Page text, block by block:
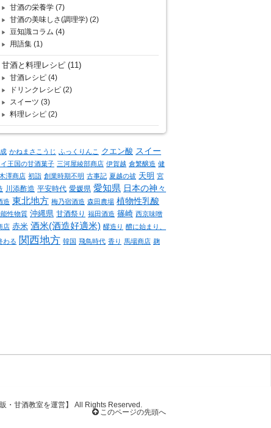
甘酒の栄養学 (7)
甘酒の美味しさ(調理学) (2)
豆知識コラム (4)
用語集 (1)
甘酒と料理レシピ (11)
甘酒レシピ (4)
ドリンクレシピ (2)
スイーツ (3)
料理レシピ (2)
かねまさこうじ ふっくりんこ クエン酸 スイー
イ王国の甘酒菓子 三河屋綾部商店 伊賀越 倉繁醸造 健
澤商店 初詣 創業時期不明 古事記 夏越の祓 天明 宮
川添酢造 平安時代 愛媛県 愛知県 日本の神々
造 東北地方 梅乃宿酒造 森田農場 植物性乳酸
性物質 沖縄県 甘酒祭り 福田酒造 篠崎 西京味噌
店 赤米 酒米(酒造好適米) 醪造り 醴に始まり、
わる 関西地方 韓国 飛鳥時代 香り 馬場商店 麹
甘酒教室を運営】
All Rights Reserved.
このページの先頭へ